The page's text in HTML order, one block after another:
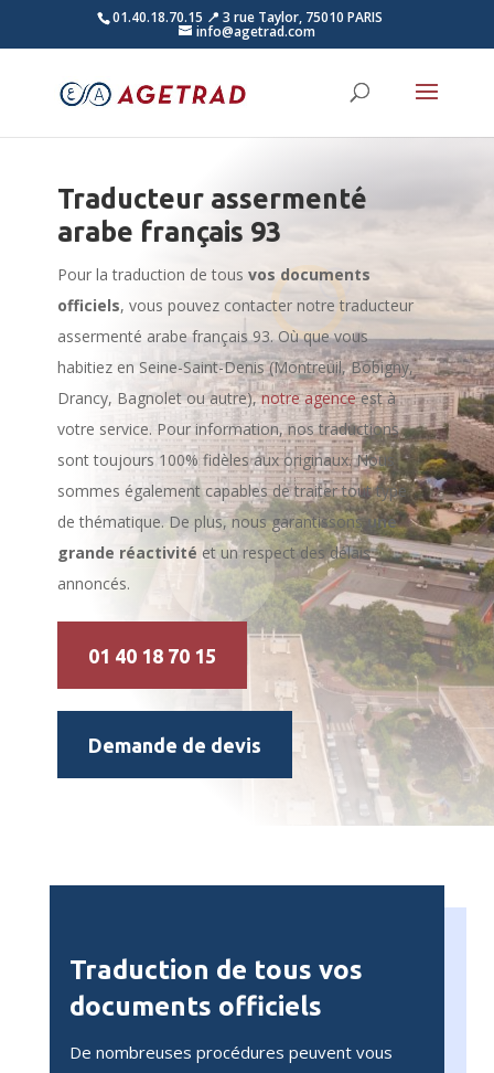
01.40.18.70.15 📍 3 rue Taylor, 75010 PARIS
info@agetrad.com
Traducteur assermenté
arabe français 93
Pour la traduction de tous vos documents
officiels, vous pouvez contacter notre traducteur
assermenté arabe français 93. Où que vous
habitiez en Seine-Saint-Denis (Montreuil, Bobigny,
Drancy, Bagnolet ou autre),notre agenceest à
votre service. Pour information, nos traductions
sont toujours 100% fidèles aux originaux. Nous
sommes également capables de traiter tout type
de thématique. De plus, nous garantissonsune
grande réactivité et un respect des délais
annoncés.
01 40 18 70 15
Demande de devis
Traduction de tous vos
documents officiels
De nombreuses procédures peuvent vous